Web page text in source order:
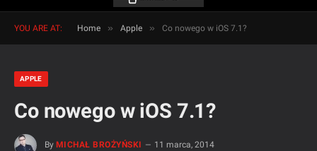
YOU ARE AT: Home » Apple » Co nowego w iOS 7.1?
APPLE
Co nowego w iOS 7.1?
By MICHAŁ BROŻYŃSKI
11 marca, 2014